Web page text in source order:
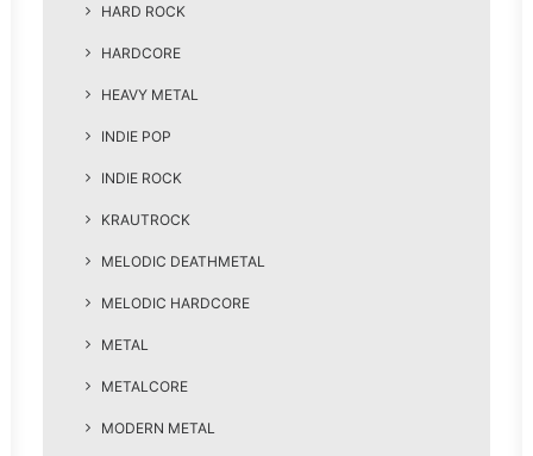
HARD ROCK
HARDCORE
HEAVY METAL
INDIE POP
INDIE ROCK
KRAUTROCK
MELODIC DEATHMETAL
MELODIC HARDCORE
METAL
METALCORE
MODERN METAL